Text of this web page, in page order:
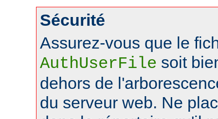
Sécurité
Assurez-vous que le
AuthUserFile soit
dehors de
du serveur web. Ne